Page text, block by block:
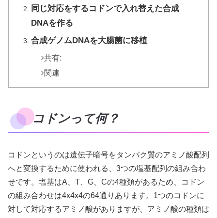
同じ対応をするコドンで入れ替えた合成
DNAを作る
合成ゲノムDNAを大腸菌に移植
共有:
関連
コドンって何？
コドンというのは遺伝子暗号をタンパク質のアミノ酸配列
へと変換するために使われる、3つの塩基配列の組み合わ
せです。塩基はA、T、G、Cの4種類があるため、コドン
の組み合わせは4x4x4の64通りあります。1つのコドンに
対して対応するアミノ酸がありますが、アミノ酸の種類は